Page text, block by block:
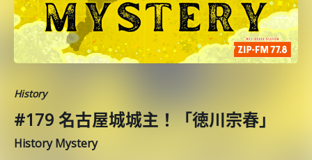
History
#179 名古屋城城主！「徳川宗春」
History Mystery